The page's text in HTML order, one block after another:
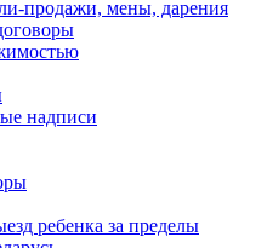
продажи, мены, дарения
надписи
ребенка за пределы